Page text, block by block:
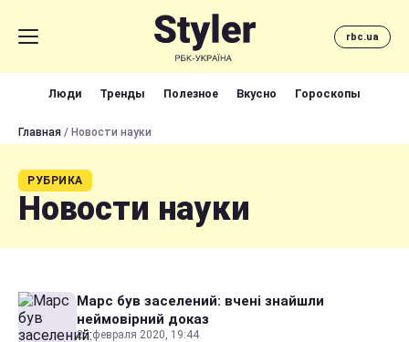
rbc.ua
Люди Тренды Полезное Вкусно Гороскопы
Главная / Новости науки
РУБРИКА
Новости науки
Марс був заселений: вчені знайшли
неймовірний доказ
25 февраля 2020, 19:44